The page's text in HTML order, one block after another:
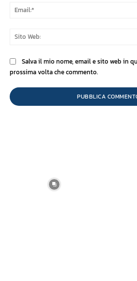
Salva il mio nome, email e sito web in
prossima volta che commento.